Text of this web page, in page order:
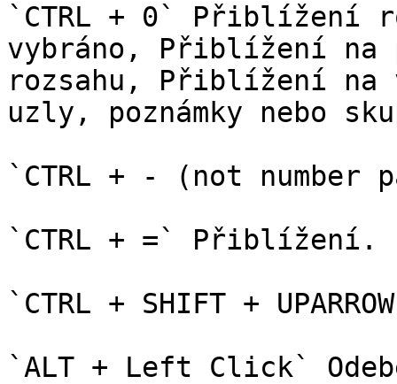
`CTRL + 0` Přiblížení
vybráno, Přiblížení
rozsahu, Přiblížení na
uzly, poznámky nebo
`CTRL + - (not number
`CTRL + =` Přiblížení.
`CTRL + SHIFT +
`ALT + Left Click`